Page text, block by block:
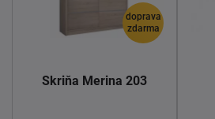
doprava
zdarma
Skriňa Merina 203